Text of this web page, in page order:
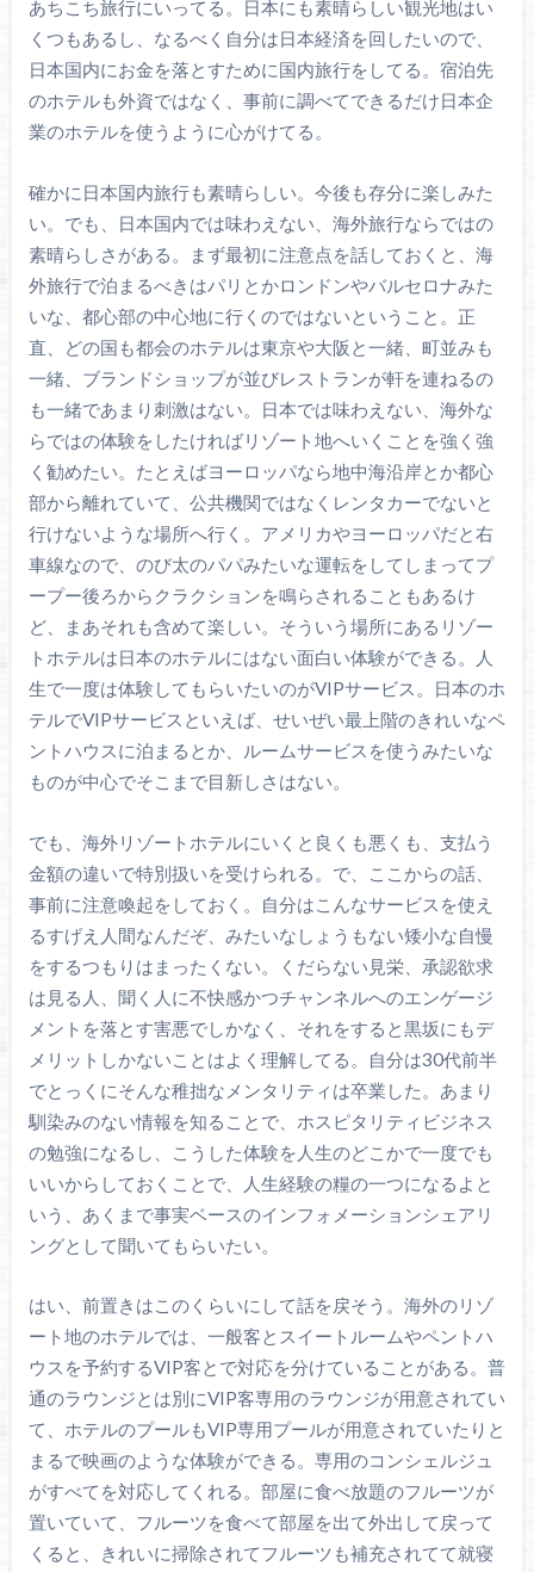
あちこち旅行にいってる。日本にも素晴らしい観光地はい
くつもあるし、なるべく自分は日本経済を回したいので、
日本国内にお金を落とすために国内旅行をしてる。宿泊先
のホテルも外資ではなく、事前に調べてできるだけ日本企
業のホテルを使うように心がけてる。
確かに日本国内旅行も素晴らしい。今後も存分に楽しみた
い。でも、日本国内では味わえない、海外旅行ならではの
素晴らしさがある。まず最初に注意点を話しておくと、海
外旅行で泊まるべきはパリとかロンドンやバルセロナみた
いな、都心部の中心地に行くのではないということ。正
直、どの国も都会のホテルは東京や大阪と一緒、町並みも
一緒、ブランドショップが並びレストランが軒を連ねるの
も一緒であまり刺激はない。日本では味わえない、海外な
らではの体験をしたければリゾート地へいくことを強く強
く勧めたい。たとえばヨーロッパなら地中海沿岸とか都心
部から離れていて、公共機関ではなくレンタカーでないと
行けないような場所へ行く。アメリカやヨーロッパだと右
車線なので、のび太のパパみたいな運転をしてしまってプ
ープー後ろからクラクションを鳴らされることもあるけ
ど、まあそれも含めて楽しい。そういう場所にあるリゾー
トホテルは日本のホテルにはない面白い体験ができる。人
生で一度は体験してもらいたいのがVIPサービス。日本のホ
テルでVIPサービスといえば、せいぜい最上階のきれいなペ
ントハウスに泊まるとか、ルームサービスを使うみたいな
ものが中心でそこまで目新しさはない。
でも、海外リゾートホテルにいくと良くも悪くも、支払う
金額の違いで特別扱いを受けられる。で、ここからの話、
事前に注意喚起をしておく。自分はこんなサービスを使え
るすげえ人間なんだぞ、みたいなしょうもない矮小な自慢
をするつもりはまったくない。くだらない見栄、承認欲求
は見る人、聞く人に不快感かつチャンネルへのエンゲージ
メントを落とす害悪でしかなく、それをすると黒坂にもデ
メリットしかないことはよく理解してる。自分は30代前半
でとっくにそんな稚拙なメンタリティは卒業した。あまり
馴染みのない情報を知ることで、ホスピタリティビジネス
の勉強になるし、こうした体験を人生のどこかで一度でも
いいからしておくことで、人生経験の糧の一つになるよと
いう、あくまで事実ベースのインフォメーションシェアリ
ングとして聞いてもらいたい。
はい、前置きはこのくらいにして話を戻そう。海外のリゾ
ート地のホテルでは、一般客とスイートルームやペントハ
ウスを予約するVIP客とで対応を分けていることがある。普
通のラウンジとは別にVIP客専用のラウンジが用意されてい
て、ホテルのプールもVIP専用プールが用意されていたりと
まるで映画のような体験ができる。専用のコンシェルジュ
がすべてを対応してくれる。部屋に食べ放題のフルーツが
置いていて、フルーツを食べて部屋を出て外出して戻って
くると、きれいに掃除されてフルーツも補充されてて就寝